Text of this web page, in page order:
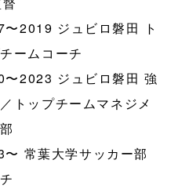
2019 ジュビロ磐田 ト
ームコーチ
〜2023 ジュビロ磐田 強
トップチームマネジメ
常葉大学サッカー部